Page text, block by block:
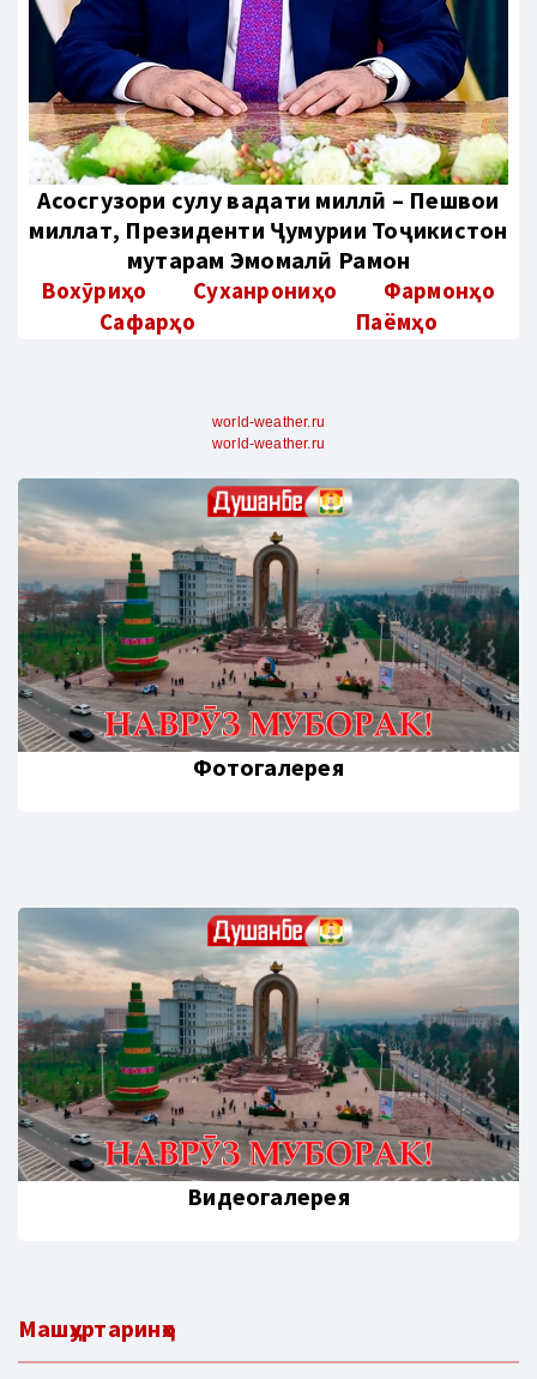
Aсосгузори сулҳу ваҳдати миллӣ – Пешвои
миллат, Президенти Ҷумҳурии Тоҷикистон
муҳтарам Эмомалӣ Раҳмон
Вохӯриҳо Суханрониҳо
Фармонҳо
Сафарҳо
Паёмҳо
world-weather.ru
world-weather.ru
Фотогалерея
Видеогалерея
Машҳуртаринҳо